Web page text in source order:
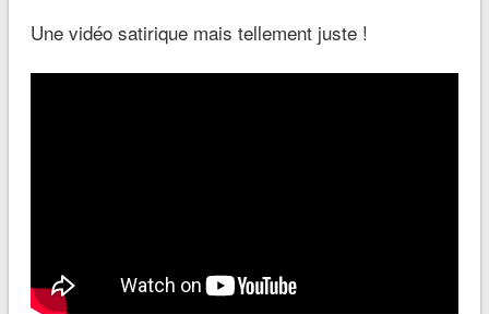
Une vidéo satirique mais tellement juste !